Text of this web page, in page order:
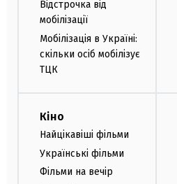
Відстрочка від
мобілізації
Мобілізація в Україні:
скільки осіб мобілізує
ТЦК
Кіно
Найцікавіші фільми
Українські фільми
Фільми на вечір